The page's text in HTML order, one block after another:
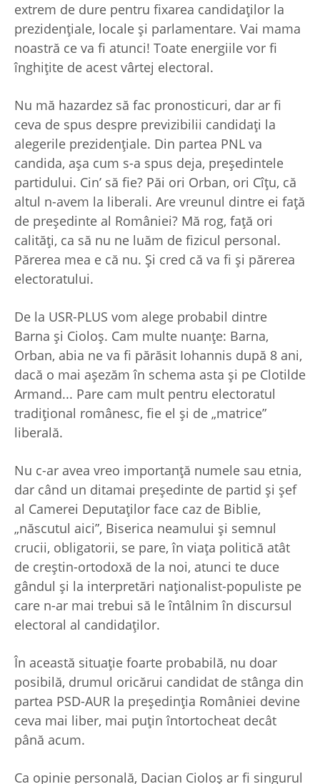
extrem de dure pentru fixarea candidaţilor la
prezidenţiale, locale şi parlamentare. Vai mama
noastră ce va fi atunci! Toate energiile vor fi
înghiţite de acest vârtej electoral.
Nu mă hazardez să fac pronosticuri, dar ar fi
ceva de spus despre previzibilii candidaţi la
alegerile prezidenţiale. Din partea PNL va
candida, aşa cum s-a spus deja, preşedintele
partidului. Cin’ să fie? Păi ori Orban, ori Cîţu, că
altul n-avem la liberali. Are vreunul dintre ei faţă
de preşedinte al României? Mă rog, faţă ori
calităţi, ca să nu ne luăm de fizicul personal.
Părerea mea e că nu. Şi cred că va fi şi părerea
electoratului.
De la USR-PLUS vom alege probabil dintre
Barna şi Cioloş. Cam multe nuanţe: Barna,
Orban, abia ne va fi părăsit Iohannis după 8 ani,
dacă o mai aşezăm în schema asta şi pe Clotilde
Armand... Pare cam mult pentru electoratul
tradiţional românesc, fie el şi de „matrice”
liberală.
Nu c-ar avea vreo importanţă numele sau etnia,
dar când un ditamai preşedinte de partid şi şef
al Camerei Deputaţilor face caz de Biblie,
„născutul aici”, Biserica neamului şi semnul
crucii, obligatorii, se pare, în viaţa politică atât
de creştin-ortodoxă de la noi, atunci te duce
gândul şi la interpretări naţionalist-populiste pe
care n-ar mai trebui să le întâlnim în discursul
electoral al candidaţilor.
În această situaţie foarte probabilă, nu doar
posibilă, drumul oricărui candidat de stânga din
partea PSD-AUR la preşedinţia României devine
ceva mai liber, mai puţin întortocheat decât
până acum.
Ca opinie personală, Dacian Cioloş ar fi singurul